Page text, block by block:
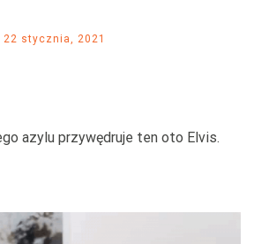
22 stycznia, 2021
azylu przywędruje ten oto Elvis.